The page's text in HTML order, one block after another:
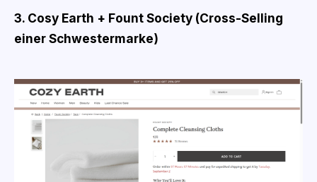
3. Cosy Earth + Fount Society (Cross-Selling
einer Schwestermarke)